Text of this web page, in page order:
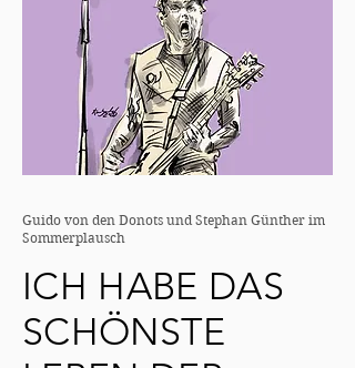
Guido von den Donots und Stephan Günther im
Sommerplausch
ICH HABE DAS
SCHÖNSTE